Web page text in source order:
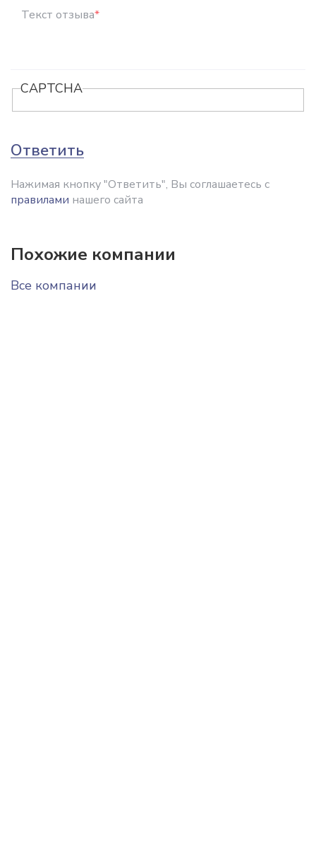
Текст отзыва*
CAPTCHA
Ответить
Нажимая кнопку "Ответить", Вы соглашаетесь с
правилами нашего сайта
Похожие компании
Все компании